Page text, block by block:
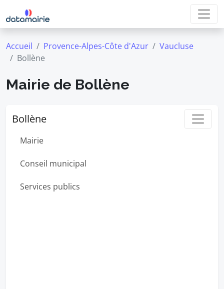
Accueil Provence-Alpes-Côte d'Azur
Vaucluse
Bollène
Mairie de Bollène
Bollène
Mairie
Conseil municipal
Services publics